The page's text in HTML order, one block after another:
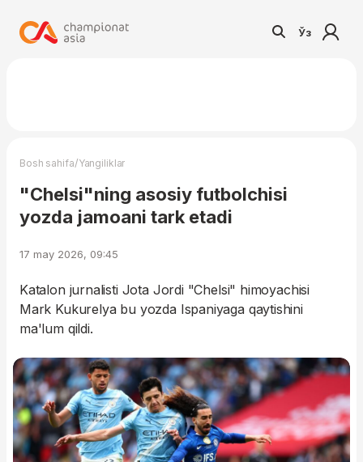
Ўз
Bosh sahifa/Yangiliklar
"Chelsi"ning asosiy futbolchisi
yozda jamoani tark etadi
17 may 2026, 09:45
Katalon jurnalisti Jota Jordi "Chelsi" himoyachisi
Mark Kukurelya bu yozda Ispaniyaga qaytishini
ma'lum qildi.